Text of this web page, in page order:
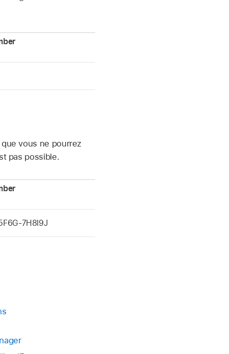
vous ne pourrez
pas possible.
7H8I9J